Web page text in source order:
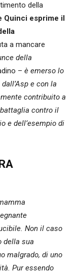
della
Quinci esprime il
a mancare
della
– è emerso lo
e con la
contribuito a
contro il
e dell’esempio di
Non il caso
della sua
malgrado, di uno
Pur essendo